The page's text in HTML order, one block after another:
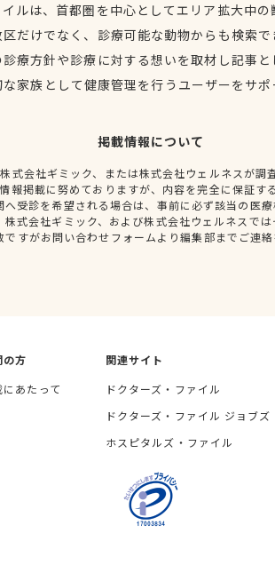
ルは、首都圏を中心としてエリア拡大中の
だけでなく、診療可能な動物からも検索で
療方針や診療に対する想いを取材し記事と
家族として健康管理を行うユーザーをサポ
掲載情報について
式会社ギミック、または株式会社ウェルネスが調
報掲載に努めておりますが、内容を完全に保証す
受診を希望される場合は、事前に必ず該当の医療
式会社ギミック、および株式会社ウェルネスで
すがお問い合わせフォームより編集部までご連
の方
あたって
関連サイト
ドクターズ・ファイル
ドクターズ・ファイル ジョブズ
ホスピタルズ・ファイル